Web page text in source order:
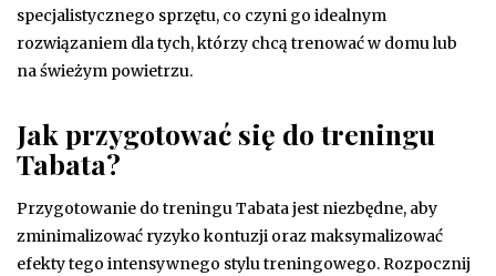
specjalistycznego sprzętu, co czyni go idealnym
rozwiązaniem dla tych, którzy chcą trenować w domu lub
na świeżym powietrzu.
Jak przygotować się do treningu
Tabata?
Przygotowanie do treningu Tabata jest niezbędne, aby
zminimalizować ryzyko kontuzji oraz maksymalizować
efekty tego intensywnego stylu treningowego. Rozpocznij